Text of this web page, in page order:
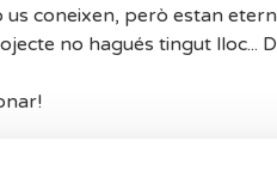
coneixen, però estan
no hagués tingut lloc...